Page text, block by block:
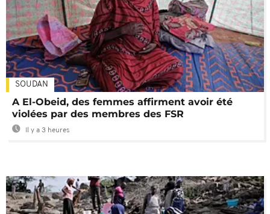
SOUDAN
A El-Obeid, des femmes affirment avoir été
violées par des membres des FSR
Il y a 3 heures